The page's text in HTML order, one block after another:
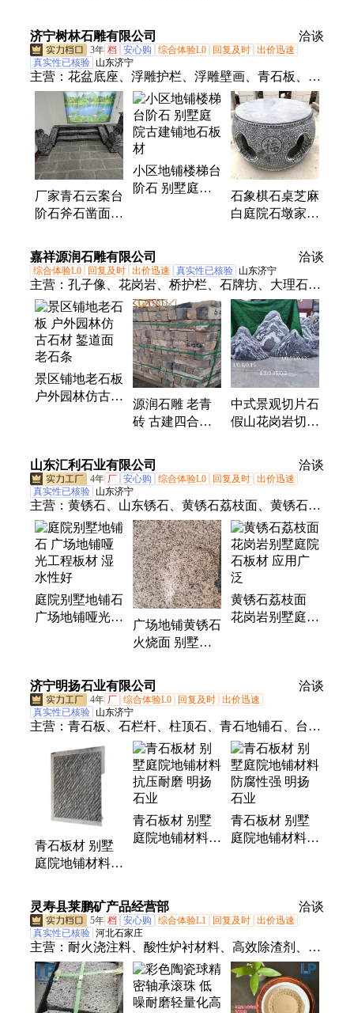
场石材
济宁树林石雕有限公司
洽谈
3年 档 安心购 综合体验L0 回复及时 出价迅速
真实性已核验 山东济宁
主营： 花盆底座、浮雕护栏、浮雕壁画、青石板、台
阶石、柱墩石、石雕牌楼、养鱼石缸、石雕牌坊、青
石护栏、青石石柱、石雕凉亭、雕花石柱、青石凉
亭、花岗岩石柱、仿古石栏板、仿古石柱子、防滑踏
步石、石雕石护栏、六角石亭子、青石柱顶石、阳台
石护栏、青石柱墩子、雪花白护栏、防滑面台阶
厂家青石云案台
阶石斧石凿面压
园林老石板踏步
石
小区地铺楼梯台
阶石 别墅庭院
石象棋石桌芝麻
白庭院石墩家用
灰桌椅芝麻黑
嘉祥源润石雕有限公司 洽谈
综合体验L0 回复及时 出价迅速 真实性已核验 山东济宁
主营： 孔子像、花岗岩、桥护栏、石牌坊、大理石、
旧石条、旧石板、石大象、地铺石、石护栏、家用
石、石栏杆、石狮子、狗头石、路边石、碎拼石、石
抱鼓、青石砖、石水缸、台阶石、刻字石、门牌石、
材大象、马桩耳、老青砖
景区铺地老石板
户外园林仿古石
源润石雕 老青
砖 古建四合院
筑材料
中式景观切片石
假山花岗岩切片
山东汇利石业有限公司 洽谈
4年 厂 安心购 综合体验L0 回复及时 出价迅速
真实性已核验 山东济宁
主营： 黄锈石、山东锈石、黄锈石荔枝面、黄锈石火
烧面、路沿石、黄锈石外墙、芝麻白、火烧板、芝麻
黑
庭院别墅地铺石
广场地铺哑光工
广场地铺黄锈石
火烧面 别墅庭
变形
黄锈石荔枝面
花岗岩别墅庭院
济宁明扬石业有限公司 洽谈
4年 厂 综合体验L0 回复及时 出价迅速
真实性已核验 山东济宁
主营： 青石板、石栏杆、柱顶石、青石地铺石、台明
石、庭院地铺石、河道石栏杆、景区石栏杆、广场地
铺石、寺庙园林用石
青石板材 别墅
庭院地铺材料
扬石业
青石板材 别墅
庭院地铺材料
青石板材 别墅
庭院地铺材料
灵寿县莱鹏矿产品经营部 洽谈
5年 档 安心购 综合体验L1 回复及时 出价迅速
真实性已核验 河北石家庄
主营： 耐火浇注料、酸性炉衬材料、高效除渣剂、石
墨化增碳剂、电气石托玛琳粉、重晶石硫酸钡粉、蛭
石、石英沙石英粉、雨花石炉料、铝矾土高铝细粉、
透热炉打结料、线圈胶泥、中性炉衬材料、导电粉、